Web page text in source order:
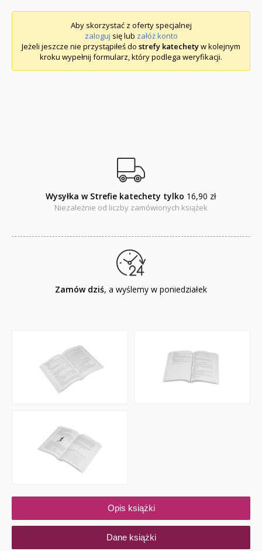
Aby skorzystać z oferty specjalnej
zaloguj się lub załóż konto
Jeżeli jeszcze nie przystąpiłeś do strefy katechetyw kolejnym
kroku wypełnij formularz, który podlega weryfikacji.
Wysyłka w Strefie katechety tylko 16,90 zł
Niezależnie od liczby zamówionych książek
Zamów dziś, a wyślemy w poniedziałek
Opis książki
Dane książki